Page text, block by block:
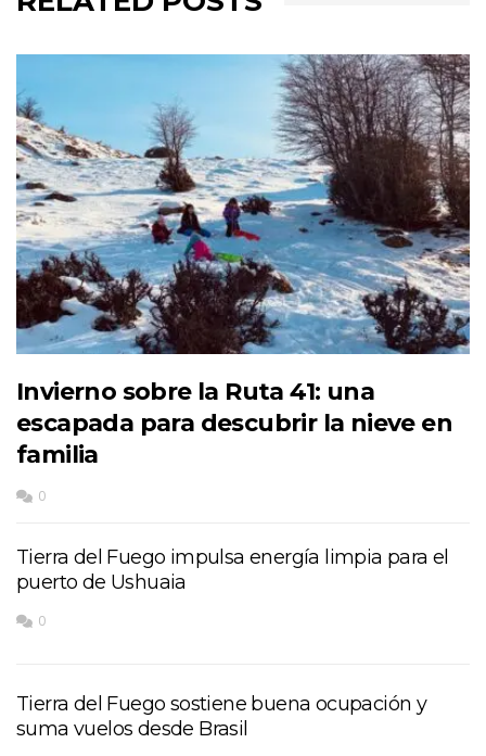
Invierno sobre la Ruta 41: una
escapada para descubrir la nieve en
familia
0
Tierra del Fuego impulsa energía limpia para el
puerto de Ushuaia
0
Tierra del Fuego sostiene buena ocupación y
suma vuelos desde Brasil